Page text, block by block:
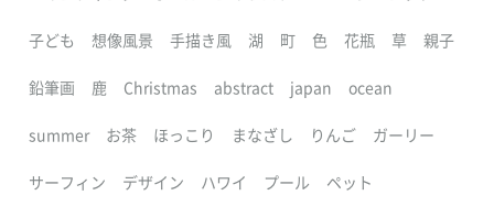
子ども 想像風景 手描き風 湖 町 色 花瓶 草 親子
鉛筆画 鹿 Christmas abstract japan ocean
summer お茶 ほっこり まなざし りんご ガーリー
サーフィン デザイン ハワイ プール ペット